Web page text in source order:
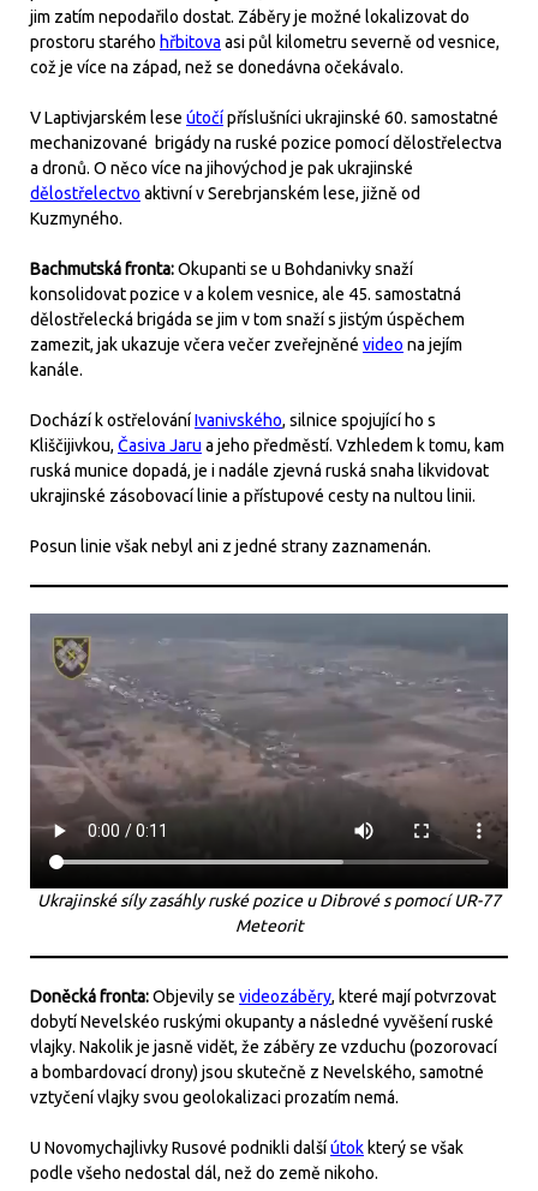
jim zatím nepodařilo dostat. Záběry je možné lokalizovat do
prostoru starého hřbitova asi půl kilometru severně od vesnice,
což je více na západ, než se donedávna očekávalo.
V Laptivjarském lese útočípříslušníci ukrajinské 60. samostatné
mechanizované brigády na ruské pozice pomocí dělostřelectva
a dronů. O něco více na jihovýchod je pak ukrajinské
dělostřelectvo aktivní v Serebrjanském lese, jižně od
Kuzmyného.
Bachmutská fronta:Okupanti se u Bohdanivky snaží
konsolidovat pozice v a kolem vesnice, ale 45. samostatná
dělostřelecká brigáda se jim v tom snaží s jistým úspěchem
zamezit, jak ukazuje včera večer zveřejněné video na jejím
kanále.
Dochází k ostřelováníIvanivského, silnice spojující ho s
Kliščijivkou, Časiva Jaru a jeho předměstí. Vzhledem k tomu, kam
ruská munice dopadá, je i nadále zjevná ruská snaha likvidovat
ukrajinské zásobovací linie a přístupové cesty na nultou linii.
Posun linie však nebyl ani z jedné strany zaznamenán.
Ukrajinské síly zasáhly ruské pozice u Dibrové s pomocí UR-77
Meteorit
Doněcká fronta:Objevily se videozáběry, které mají potvrzovat
dobytí Nevelskéo ruskými okupanty a následné vyvěšení ruské
vlajky. Nakolik je jasně vidět, že záběry ze vzduchu (pozorovací
a bombardovací drony) jsou skutečně z Nevelského, samotné
vztyčení vlajky svou geolokalizaci prozatím nemá.
U Novomychajlivky Rusové podnikli dalšíútok který se však
podle všeho nedostal dál, než do země nikoho.